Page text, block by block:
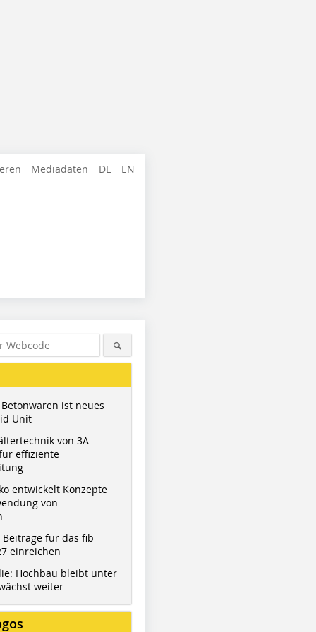
DE EN
Mediadaten
Betonwaren ist neues
Unit
von 3A
effiziente
entwickelt Konzepte
von
Beiträge für das fib
einreichen
Hochbau bleibt unter
weiter